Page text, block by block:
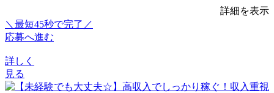
詳細を表示
＼最短45秒で完了／
応募へ進む
詳しく
見る